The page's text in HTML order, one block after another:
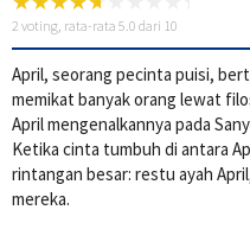
2 voting, rata-rata 5.0 dari 10
April, seorang pecinta puisi,
memikat banyak orang lewat
April mengenalkannya pada
Ketika cinta tumbuh di antara
rintangan besar: restu ayah
mereka.